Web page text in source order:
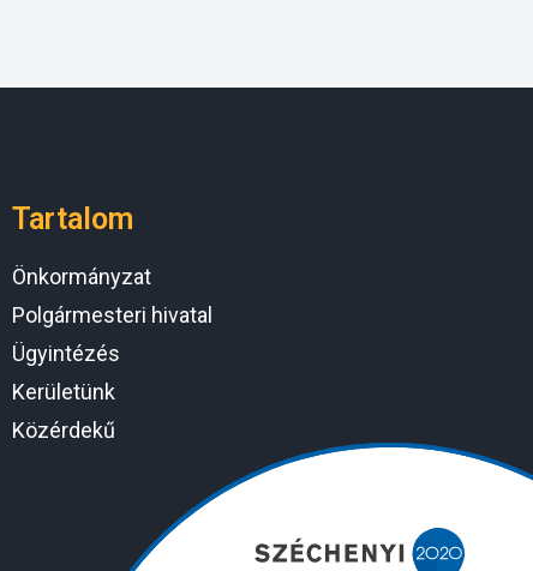
Tartalom
Önkormányzat
Polgármesteri hivatal
Ügyintézés
Kerületünk
Közérdekű